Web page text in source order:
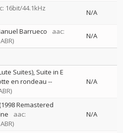
16bit/44.1kHz
N/A
Barrueco
aac:
N/A
Suites), Suite in E
en rondeau --
N/A
Remastered
aac:
N/A